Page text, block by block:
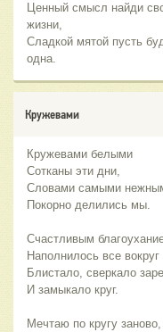
Ценный смысл найди
жизни,
Сладкой мятой пусть
одна.
Кружевами
Кружевами белыми
Сотканы эти дни,
Словами самыми
Покорно делились мы.
Счастливым
Наполнилось все вокруг
Блистало, сверкало
И замыкало круг.
Мечтаю по кругу заново,